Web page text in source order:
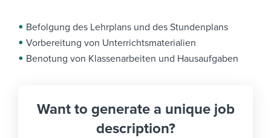
Befolgung des Lehrplans und des Stundenplans
Vorbereitung von Unterrichtsmaterialien
Benotung von Klassenarbeiten und Hausaufgaben
Want to generate a unique job
description?